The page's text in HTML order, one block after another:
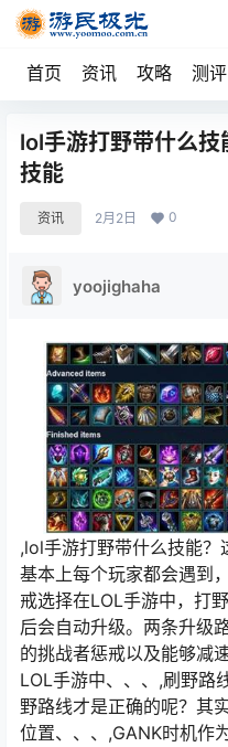
首页 资讯 攻略 测评
lol手游打野带什么
技能
资讯 2月2日 0
yoojighaha
,lol手游打野带什么技能？
基本上每个玩家都会遇到
戒选择在LOL手游中，打
后会自动升级。两条升级
的挑战者惩戒以及能够减
LOL手游中、、、,刷野路
野路线才是正确的呢？其
位置、、、,GANK时机作